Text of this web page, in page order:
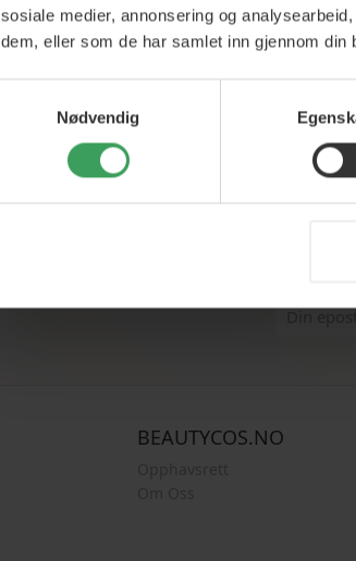
sosiale medier, annonsering og
dem, eller som de har samlet inn gjennom din
Nødvendig
Aldri
Registrer deg for vårt
BEAUTYCOS.NO